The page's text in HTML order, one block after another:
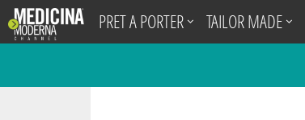
PRET A PORTER TAILOR MADE